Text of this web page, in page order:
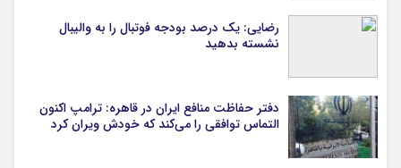
رضایی: یک درصد بودجه فوتبال را به والیبال
نشسته بدهید
دفتر حفاظت منافع ایران در قاهره: ترامپ اکنون
التماس توافقی را می‌کند که خودش ویران کرد